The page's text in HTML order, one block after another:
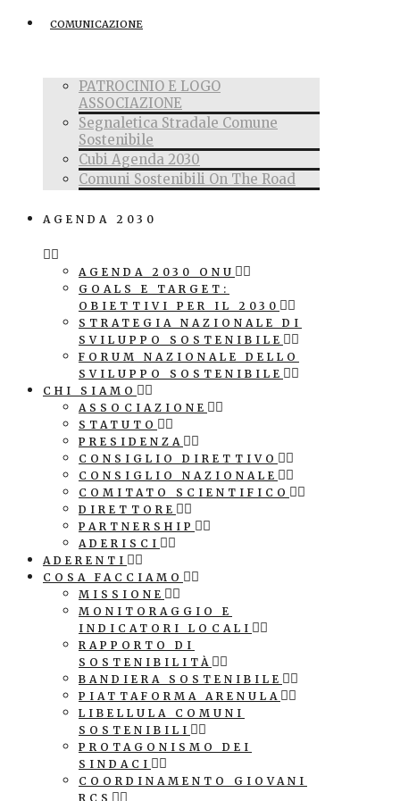
COMUNICAZIONE
PATROCINIO E LOGO
ASSOCIAZIONE
Segnaletica Stradale Comune
Sostenibile
Cubi Agenda 2030
Comuni Sostenibili On The Road
AGENDA 2030
AGENDA 2030 ONU
GOALS E TARGET:
OBIETTIVI PER IL 2030
STRATEGIA NAZIONALE DI
SVILUPPO SOSTENIBILE
FORUM NAZIONALE DELLO
SVILUPPO SOSTENIBILE
CHI SIAMO
ASSOCIAZIONE
STATUTO
PRESIDENZA
CONSIGLIO DIRETTIVO
CONSIGLIO NAZIONALE
COMITATO SCIENTIFICO
DIRETTORE
PARTNERSHIP
ADERISCI
ADERENTI
COSA FACCIAMO
MISSIONE
MONITORAGGIO E
INDICATORI LOCALI
RAPPORTO DI
SOSTENIBILITÀ
BANDIERA SOSTENIBILE
PIATTAFORMA ARENULA
LIBELLULA COMUNI
SOSTENIBILI
PROTAGONISMO DEI
SINDACI
COORDINAMENTO GIOVANI
RCS